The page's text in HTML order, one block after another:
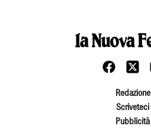
Redazione
Scriveteci
Pubblicità